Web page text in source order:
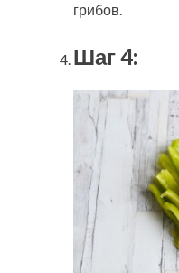
грибов.
Шаг 4: